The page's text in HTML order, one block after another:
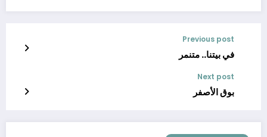
Previous post
في بيتنا.. متنمر
Next post
بوق الأصفر